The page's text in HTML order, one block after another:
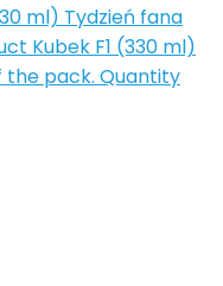
ml) Tydzień fana
Kubek F1 (330 ml)
the pack. Quantity